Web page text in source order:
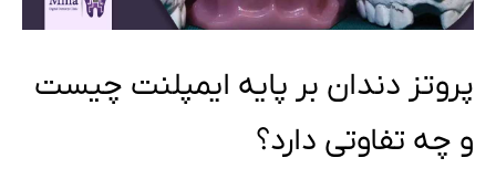
پروتز دندان بر پایه ایمپلنت چیست
و چه تفاوتی دارد؟